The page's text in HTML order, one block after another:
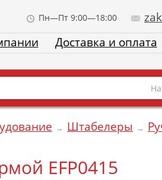
Пн—Пт 9:00—18:00
Доставка и оплата
→ Штабелеры →
EFP0415